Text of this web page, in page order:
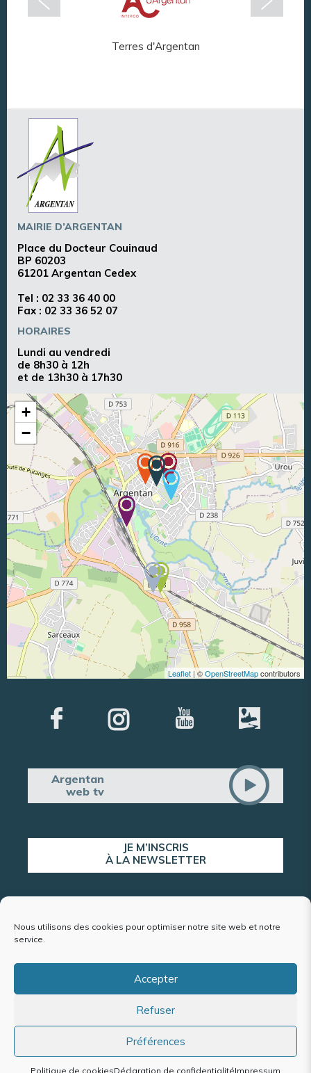
Nous utilisons des cookies pour optimiser notre site web et notre
service.
Accepter
Refuser
Préférences
Politique de cookiesDéclaration de confidentialitéImpressum
Terres d'Argentan
MAIRIE D’ARGENTAN
Place du Docteur Couinaud
BP 60203
61201 Argentan Cedex
Tel : 02 33 36 40 00
Fax : 02 33 36 52 07
HORAIRES
Lundi au vendredi
de 8h30 à 12h
et de 13h30 à 17h30
+
−
Leaflet | ©OpenStreetMapcontributors
Argentan
web tv
JE M’INSCRIS
À LA NEWSLETTER
ALERTE POPULATION
Mentions légales et politique de confidentialité
Accessibilité : conformité partielle
Politique de cookies (UE)